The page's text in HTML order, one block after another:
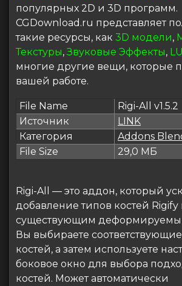
популярных 2D и 3D программ.
CGDownload.ru представляет
такие ресурсы, как 3D модели,
Текстуры,Звуковые Эффекты,
многие другие вещи, которые
вашей работе.
File Name
Rigi-All v1.5.2
Источник
LINK
Категория
Addons
File Size
29,0 МБ
Rigi-All — это аддон, который
добавление типов костей Rigify
существующим
Вы выбираете
костей, а затем используете
боковое окно для выбора
костей. Может автоматически